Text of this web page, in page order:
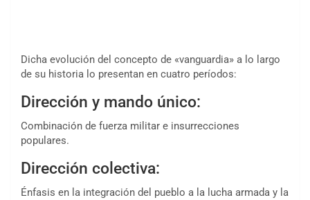
Dicha evolución del concepto de «vanguardia» a lo largo
de su historia lo presentan en cuatro períodos:
Dirección y mando único:
Combinación de fuerza militar e insurrecciones
populares.
Dirección colectiva:
Énfasis en la integración del pueblo a la lucha armada y la